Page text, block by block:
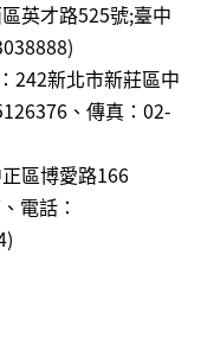
英才路525號;臺中
)
242新北市新莊區中
、傳真：02-
區博愛路166
電話：
)